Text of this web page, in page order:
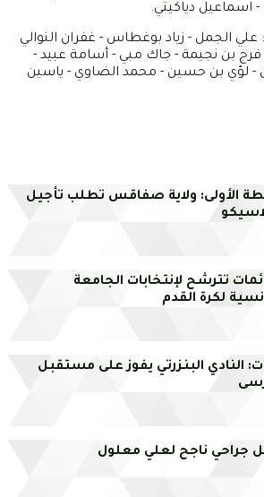
اسماعيل دياكيتي.
علي الجمل - زياد بوغطاس - غفران النوالي
فرج بن نجيمة - جاك مبي - أسامة عبيد -
- لؤي بن حسين - محمد الضاوي - ياسين
الأولى: ولاية صفاقس تطلب تأجيل
تترشح لإنتخابات الجامعة
لكرة القدم
النادي البنزرتي يفوز على مستقبل
جراحي ناجح لعلي معلول